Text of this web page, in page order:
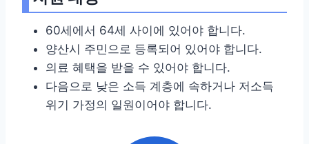
60세에서 64세 사이에 있어야 합니다.
양산시 주민으로 등록되어 있어야 합니다.
의료 혜택을 받을 수 있어야 합니다.
다음으로 낮은 소득 계층에 속하거나 저소득
위기 가정의 일원이어야 합니다.